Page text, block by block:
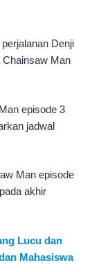
Denji
Man
episode 3
jadwal
Man episode
akhir
Lucu dan
Mahasiswa